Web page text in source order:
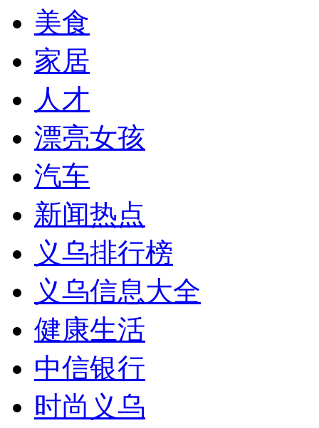
美食
家居
人才
漂亮女孩
汽车
新闻热点
义乌排行榜
义乌信息大全
健康生活
中信银行
时尚义乌